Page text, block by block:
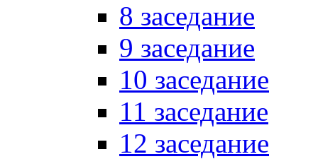
8 заседание
9 заседание
10 заседание
11 заседание
12 заседание